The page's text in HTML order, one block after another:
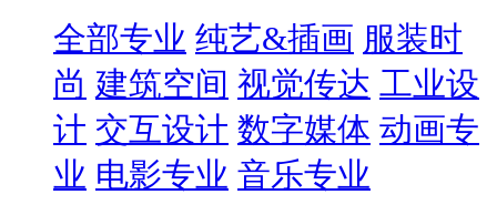
全部专业 纯艺&插画 服装时
尚 建筑空间 视觉传达 工业设
计 交互设计 数字媒体 动画专
业 电影专业 音乐专业